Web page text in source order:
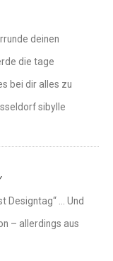
deinen
die tage
bei dir alles zu
sibylle
Designtag“ … Und
– allerdings aus